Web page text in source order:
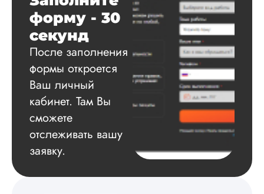
форму - 30
секунд
После заполнения
формы откроется
Ваш личный
кабинет. Там Вы
сможете
отслеживать вашу
заявку.